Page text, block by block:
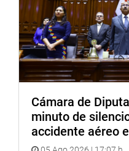
reconexión en el cobro
lo faculta en regular y fijar
que advirtió un vacío legal.
Camones Soriano señaló
beneficiarán más de 30
peruanos usuarios de
en nuestro país.
OFICINA DE
Cámara de
minuto de
accidente aéreo